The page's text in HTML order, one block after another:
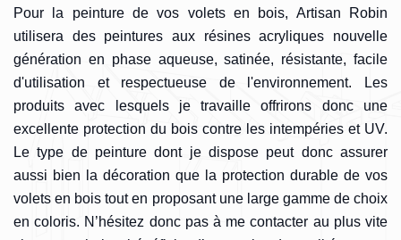
Pour la peinture de vos volets en bois, Artisan Robin
utilisera des peintures aux résines acryliques nouvelle
génération en phase aqueuse, satinée, résistante, facile
d'utilisation et respectueuse de l'environnement. Les
produits avec lesquels je travaille offrirons donc une
excellente protection du bois contre les intempéries et UV.
Le type de peinture dont je dispose peut donc assurer
aussi bien la décoration que la protection durable de vos
volets en bois tout en proposant une large gamme de choix
en coloris. N’hésitez donc pas à me contacter au plus vite